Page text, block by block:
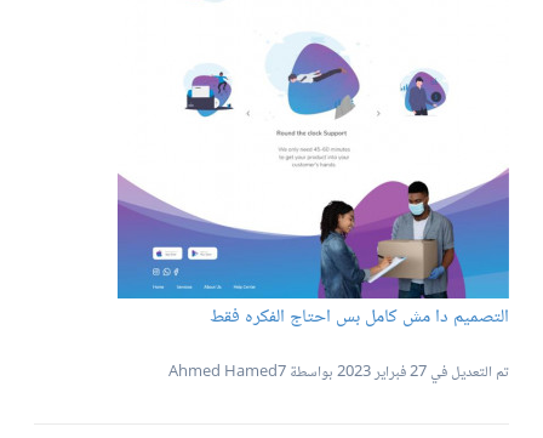
التصميم دا مش كامل بس احتاج الفكره فقط
تم التعديل في27 فبراير 2023 بواسطة Ahmed Hamed7